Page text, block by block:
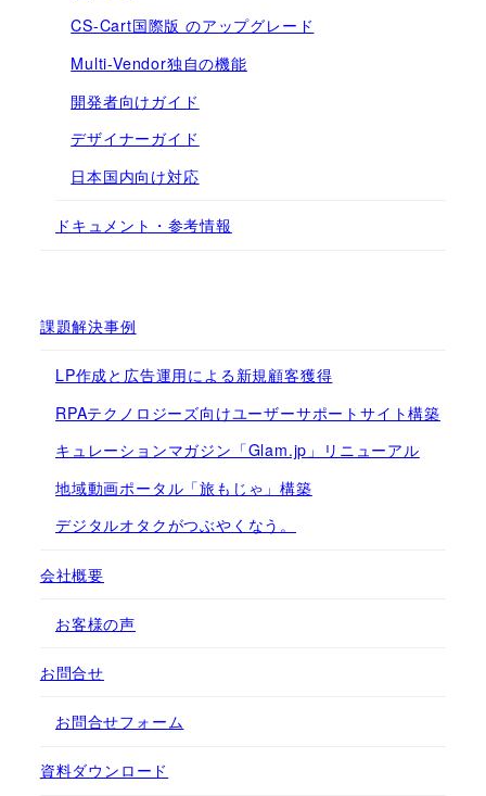
CS-Cart国際版 のアップグレード
Multi-Vendor独自の機能
開発者向けガイド
デザイナーガイド
日本国内向け対応
ドキュメント・参考情報
課題解決事例
LP作成と広告運用による新規顧客獲得
RPAテクノロジーズ向けユーザーサポートサイト構築
キュレーションマガジン「Glam.jp」リニューアル
地域動画ポータル「旅もじゃ」構築
デジタルオタクがつぶやくなう。
会社概要
お客様の声
お問合せ
お問合せフォーム
資料ダウンロード